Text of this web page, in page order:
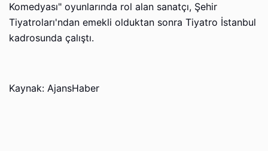
Komedyası" oyunlarında rol alan sanatçı, Şehir
Tiyatroları'ndan emekli olduktan sonra Tiyatro İstanbul
kadrosunda çalıştı.
Kaynak: AjansHaber